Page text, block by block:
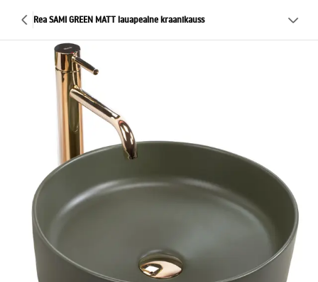
Rea SAMI GREEN MATT lauapealne kraanikauss